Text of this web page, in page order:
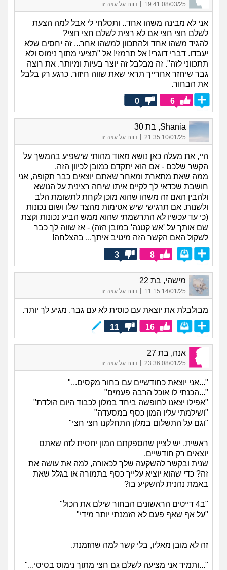
08/03/25 19:41 דווח על עצה זו
אני לא מבינה משהו אחד.. ותסלחי לי אבל למה הצעת
לשלם חצי חצי אם לא רצית לשלם חצי חצי?
להגיד משהו אחד ולהתכוון למשהו אחר... זה יחסים שלא
יעבדו. דברי דוגרי! אל תרמזי! אל "תציעי מתוך נימוס ולא
תתכווני לזה". זה מבלבל זה יוצר בעיות ומיותר. את רוצה
גבר שיחזר אחרייך תראי שאת שווה חיזור. כרגע רק בלבל
את הבחור.
6
0
Shania, בת 30
10/01/25 21:35 דווח על עצה זו
היי, את מעלה כאן נושא מאוד מהותי שישפיע בהמשך על
הקשר שלכם - אם הוא יתקדם כמובן לכיוון הזה.
ממה שאת מתארת ומאחר שאתם יוצאים כבר תקופה, אני
חושבת שכדאי לך לקיים איתו שיחה רצינית על הנושא
ולהבין האם זה משהו שהוא מוכן לקחת לתשומת הלב
ולשנות. אם תרגישי שיש אטימות מהצד שלו ושום נכונות
(כי עד עכשיו לא התרשמתי שהוא ממש הביע נכונות וקצת
שם אותך על 'אש קטנה' במובן הזה) - אז שווה לך כבר
לשקול האם הקשר הזה מיטיב איתך... בהצלחה!
8
3
מישהי, בת 22
14/01/25 11:15
| דווח על עצה זו
מבולבלת את יוצאת עם כוסית לא עם גבר. מגיע לך יותר.
16
11
אנה, בת 27
08/01/25 23:36
| דווח על עצה זו
"...אני יוצאת כחודשיים עם בחור מקסים..."
"...הכנתי לו אוכל הרבה פעמים"
"אפילו יצאנו לחופשה ביחד במלון לכבוד היום הולדת"
"ושילמתי עליו המון כסף במסעדה"
"וגם על התשלום במלון התחלקנו חצי חצי"
ראשית, יש לציין שהספקתם המון יחסית לזה שאתם
יוצאים רק חודשיים.
שנית ובקשר להשקעה שלך לכאורה, למה את עושה את
זה? כדי שהוא יוציא עלייך כסף בתמורה או בגלל שאת
באמת נהנית להשקיע בו?
"ב4 דייטים הראשונים הבחור שילם את הכול"
"על אף שאף פעם לא הזמנתי יותר מידי"
זה לא מובן מאליו, בלי קשר למה שהזמנת.
"...ותמיד אני מציעה לשלם גם חצי מתוך נימוס בסיסי..."